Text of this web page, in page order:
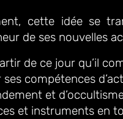
cette idée se
de ses nouvelles
de ce jour qu’il
ses compétences
et
et instruments en